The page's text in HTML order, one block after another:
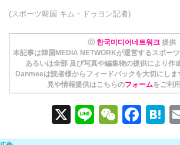
(スポーツ韓国 キム・ドゥヨン記者)
ⓒ 한국미디어네트워크 提供
本記事は韓国MEDIA NETWORKが運営するスポー
あるいは全部 及び写真や編集物の提供により作
Danmeeは読者様からフィードバックを大切にし
見や情報提供はこちらのフォームをご利
X
Li
n
W
e
F
a